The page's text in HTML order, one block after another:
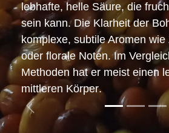
lebhafte, helle Säure, die
sein kann. Die Klarheit der
komplexe, subtile Aromen wie
oder florale Noten. Im
Methoden hat er meist einen
mittleren Körper.
Zurück